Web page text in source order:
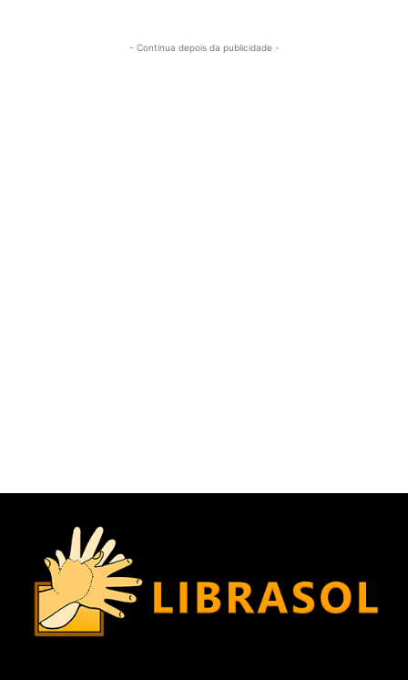
- Continua depois da publicidade -